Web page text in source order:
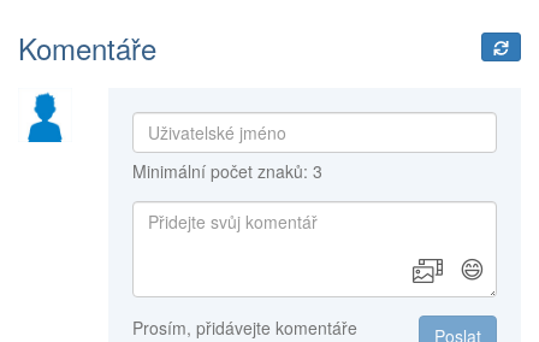
Komentáře
Minimální počet znaků: 3
😄
Poslat
Prosím, přidávejte komentáře